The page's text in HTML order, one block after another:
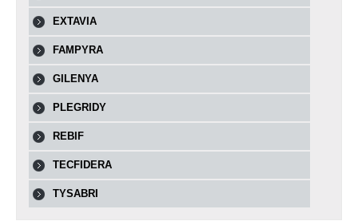
EXTAVIA
FAMPYRA
GILENYA
PLEGRIDY
REBIF
TECFIDERA
TYSABRI